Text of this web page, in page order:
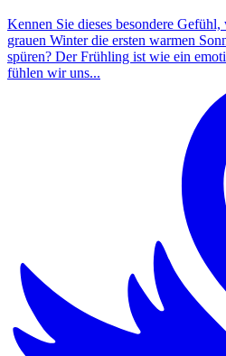
Kennen Sie dieses besondere
grauen Winter die ersten warmen
spüren? Der Frühling ist wie ein
fühlen wir uns...